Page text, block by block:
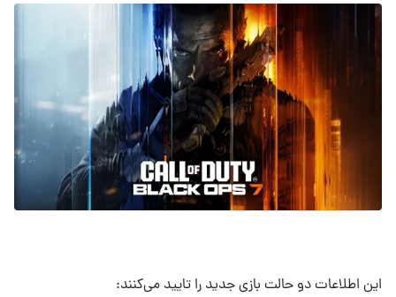
این اطلاعات دو حالت بازی جدید را تایید می‌کنند: